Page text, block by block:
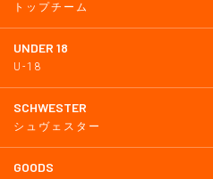
トップチーム
UNDER 18
U-18
SCHWESTER
シュヴェスター
GOODS